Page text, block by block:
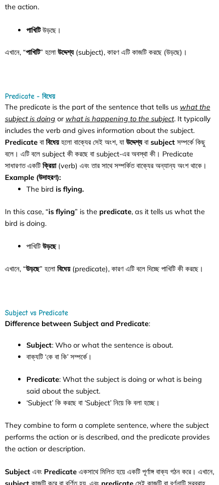
the action.
পাখিটিউড়ছে।
এখানে, “পাখিটি” হলো উদ্দেশ্য (subject), কারণ এটি কাজটি করছে (উড়ছে)।
Predicate - বিধেয়
The predicate is the part of the sentence that tells us what the
subject is doing or what is happening to the subject. It typically
includes the verb and gives information about the subject.
Predicate বা বিধেয় হলো বাক্যের সেই অংশ, যা উদ্দেশ্য বা subject সম্পর্কে কিছু
বলে। এটি বলে subject কী করছে বা subject-এর অবস্থা কী। Predicate
সাধারণত একটি ক্রিয়া(verb) এবং তার সাথে সম্পর্কিত বাক্যের অন্যান্য অংশ থাকে।
Example (উদাহরণ):
The bird is flying.
In this case, “is flying” is the predicate, as it tells us what the
bird is doing.
পাখিটি উড়ছে।
এখানে, “উড়ছে” হলো বিধেয় (predicate), কারণ এটি বলে দিচ্ছে পাখিটি কী করছে।
Subject vs Predicate
Difference between Subject and Predicate:
Subject: Who or what the sentence is about.
বাক্যটি ‘কে বা কি’ সম্পর্কে।
Predicate: What the subject is doing or what is being
said about the subject.
‘Subject’ কি করছে বা ‘Subject’ নিয়ে কি বলা হচ্ছে।
They combine to form a complete sentence, where the subject
performs the action or is described, and the predicate provides
the action or description.
Subject এবং Predicate একসাথে মিলিত হয়ে একটি পূর্ণাঙ্গ বাক্য গঠন করে। এখানে,